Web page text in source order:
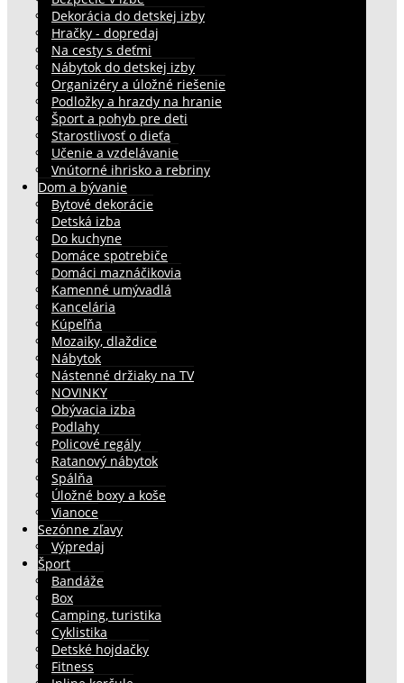
Dekorácia do detskej izby
Hračky - dopredaj
Na cesty s deťmi
Nábytok do detskej izby
Organizéry a úložné riešenie
Podložky a hrazdy na hranie
Šport a pohyb pre deti
Starostlivosť o dieťa
Učenie a vzdelávanie
Vnútorné ihrisko a rebriny
Dom a bývanie
Bytové dekorácie
Detská izba
Do kuchyne
Domáce spotrebiče
Domáci maznáčikovia
Kamenné umývadlá
Kancelária
Kúpeľňa
Mozaiky, dlaždice
Nábytok
Nástenné držiaky na TV
NOVINKY
Obývacia izba
Podlahy
Policové regály
Ratanový nábytok
Spálňa
Úložné boxy a koše
Vianoce
Sezónne zľavy
Výpredaj
Šport
Bandáže
Box
Camping, turistika
Cyklistika
Detské hojdačky
Fitness